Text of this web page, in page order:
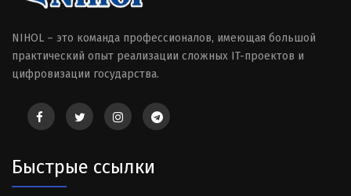
NIHOL – это команда профессионалов, имеющая большой
практический опыт реализации сложных IT-проектов и
цифровизации государства.
Быстрые ссылки